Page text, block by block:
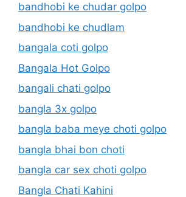
bandhobi ke chudar golpo
bandhobi ke chudlam
bangala coti golpo
Bangala Hot Golpo
bangali chati golpo
bangla 3x golpo
bangla baba meye choti golpo
bangla bhai bon choti
bangla car sex choti golpo
Bangla Chati Kahini